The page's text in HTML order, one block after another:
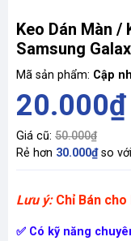
Keo Dán Màn /
Samsung
Mã sản phẩm: Cập
20.000₫
Giá cũ: 50.000₫
Rẻ hơn 30.000₫so
Lưu ý: Chỉ Bán
✅ Có kỹ năng